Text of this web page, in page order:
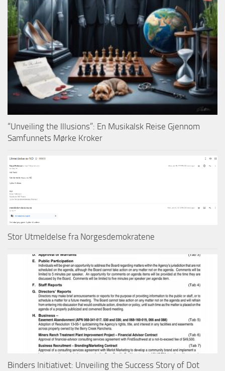
“Unveiling the Illusions”: En Musikalsk Reise Gjennom
Samfunnets Mørke Kroker
Stor Utmeldelse fra Norgesdemokratene
Binders Initiativet: Unveiling the Success Story of Dot